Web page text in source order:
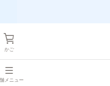
かご
メニュー